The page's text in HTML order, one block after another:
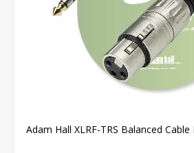
Adam Hall XLRF-TRS Balanced